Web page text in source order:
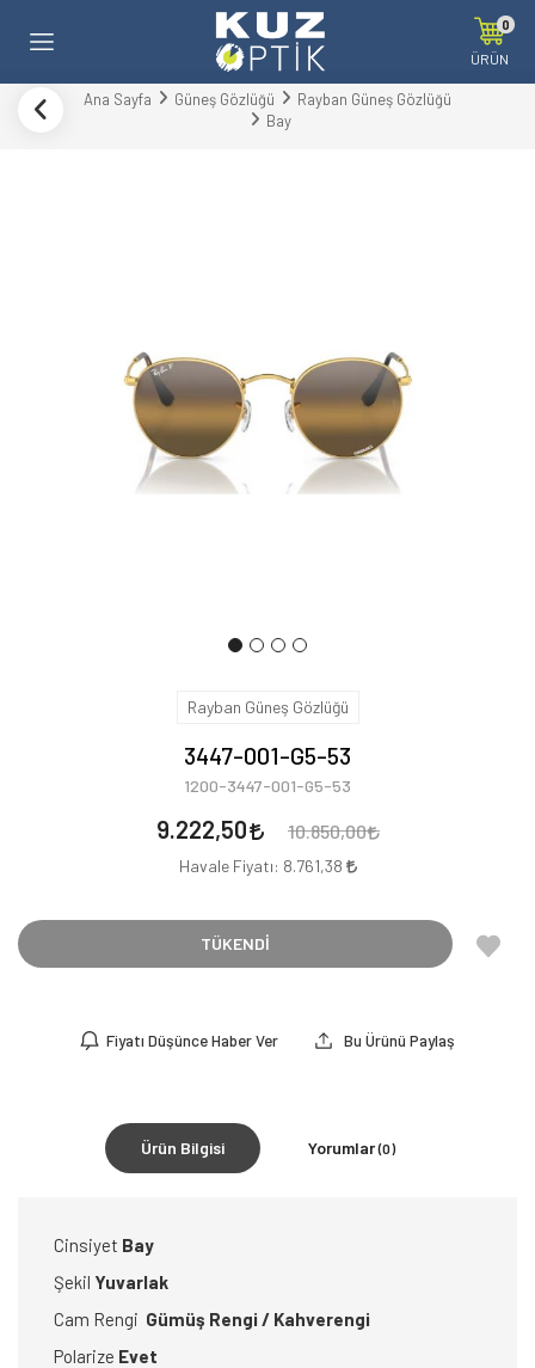
0
ÜRÜN
Ana Sayfa Güneş Gözlüğü
Rayban Güneş Gözlüğü
Bay
Rayban Güneş Gözlüğü
3447-001-G5-53
1200-3447-001-G5-53
9.222,50 10.850,00
Havale Fiyatı: 8.761,38
TÜKENDİ
Fiyatı Düşünce Haber Ver Bu Ürünü Paylaş
Ürün Bilgisi Yorumlar(0)
Cinsiyet Bay
Şekil Yuvarlak
Cam Rengi Gümüş Rengi / Kahverengi
Polarize Evet